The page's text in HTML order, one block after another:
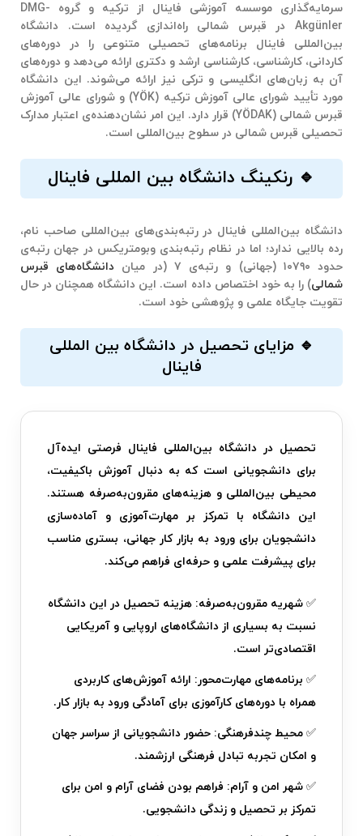
سرمایه‌گذاری موسسه آموزشی فاینال از ترکیه و گروه DMG-
Akgünler در قبرس شمالی راه‌اندازی گردیده است. دانشگاه
بین‌المللی فاینال برنامه‌های تحصیلی متنوعی را در دوره‌های
کاردانی، کارشناسی، کارشناسی ارشد و دکتری ارائه می‌دهد و دوره‌های
آن به زبان‌های انگلیسی و ترکی نیز ارائه می‌شوند. این دانشگاه
مورد تأیید شورای عالی آموزش ترکیه (YÖK) و شورای عالی آموزش
قبرس شمالی (YÖDAK) قرار دارد. این امر نشان‌دهنده‌ی اعتبار مدارک
تحصیلی قبرس شمالی در سطوح بین‌المللی است.
🔹 رنکینگ دانشگاه بین المللی فاینال
دانشگاه بین‌المللی فاینال در رتبه‌بندی‌های بین‌المللی صاحب نام،
رده بالایی ندارد؛ اما در نظام رتبه‌بندی وبومتریکس در جهان رتبه‌ی
حدود ۱۰۷۹۰ (جهانی) و رتبه‌ی ۷ (در میان
دانشگاه‌های قبرس
شمالی) را به خود اختصاص داده است. این دانشگاه همچنان در حال
تقویت جایگاه علمی و پژوهشی خود است.
🔹 مزایای تحصیل در دانشگاه بین المللی
فاینال
تحصیل در دانشگاه بین‌المللی فاینال فرصتی ایده‌آل
برای دانشجویانی است که به دنبال آموزش باکیفیت،
محیطی بین‌المللی و هزینه‌های مقرون‌به‌صرفه هستند.
این دانشگاه با تمرکز بر مهارت‌آموزی و آماده‌سازی
دانشجویان برای ورود به بازار کار جهانی، بستری مناسب
برای پیشرفت علمی و حرفه‌ای فراهم می‌کند.
✅ شهریه مقرون‌به‌صرفه: هزینه تحصیل در این دانشگاه
نسبت به بسیاری از دانشگاه‌های اروپایی و آمریکایی
اقتصادی‌تر است.
✅ برنامه‌های مهارت‌محور: ارائه آموزش‌های کاربردی
همراه با دوره‌های کارآموزی برای آمادگی ورود به بازار کار.
✅ محیط چندفرهنگی: حضور دانشجویانی از سراسر جهان
و امکان تجربه تبادل فرهنگی ارزشمند.
✅ شهر امن و آرام: فراهم بودن فضای آرام و امن برای
تمرکز بر تحصیل و زندگی دانشجویی.